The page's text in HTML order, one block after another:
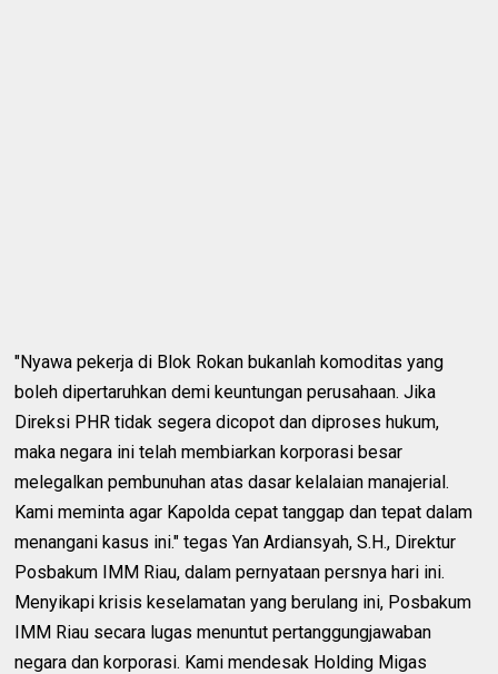
"Nyawa pekerja di Blok Rokan bukanlah komoditas yang
boleh dipertaruhkan demi keuntungan perusahaan. Jika
Direksi PHR tidak segera dicopot dan diproses hukum,
maka negara ini telah membiarkan korporasi besar
melegalkan pembunuhan atas dasar kelalaian manajerial.
Kami meminta agar Kapolda cepat tanggap dan tepat dalam
menangani kasus ini." tegas Yan Ardiansyah, S.H., Direktur
Posbakum IMM Riau, dalam pernyataan persnya hari ini.
Menyikapi krisis keselamatan yang berulang ini, Posbakum
IMM Riau secara lugas menuntut pertanggungjawaban
negara dan korporasi. Kami mendesak Holding Migas